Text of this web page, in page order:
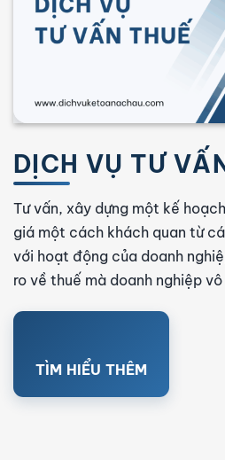
DỊCH VỤ TƯ
Tư vấn, xây dựng một kế
giá một cách khách quan từ
với hoạt động của doanh
ro về thuế mà doanh nghiệp
TÌM HIỂU THÊM